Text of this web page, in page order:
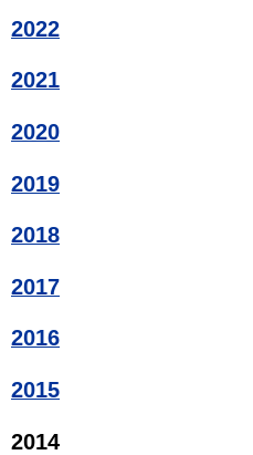
2022
2021
2020
2019
2018
2017
2016
2015
2014